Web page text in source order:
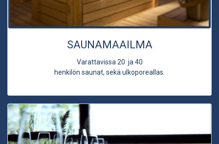
SAUNAMAAILMA
Varattavissa 20 ja 40
henkilön saunat, sekä ulkoporeallas.